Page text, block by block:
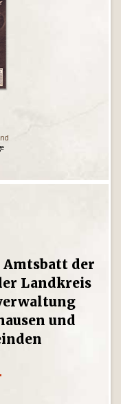
der
Landkreis
und